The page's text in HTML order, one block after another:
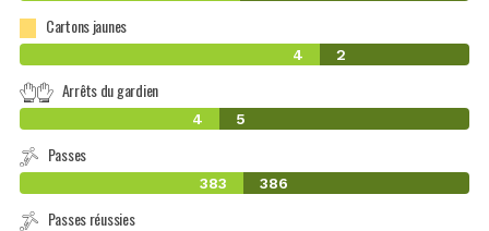
Cartons jaunes
4 2
Arrêts du gardien
4 5
Passes
383 386
Passes réussies